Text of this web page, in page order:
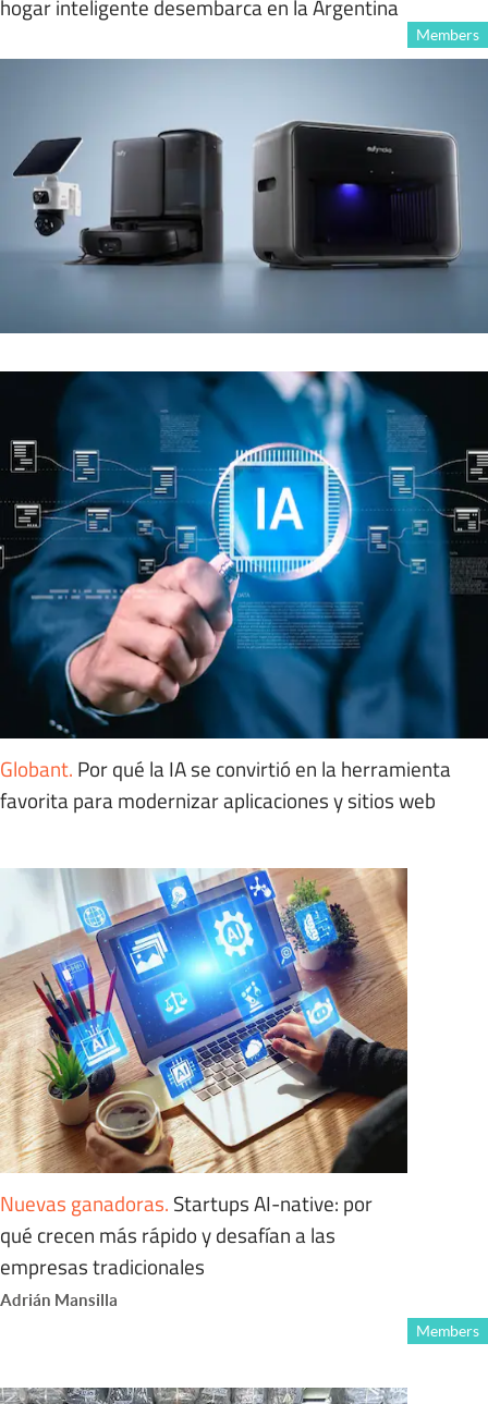
hogar inteligente desembarca en la Argentina
Members
Globant. Por qué la IA se convirtió en la herramienta
favorita para modernizar aplicaciones y sitios web
Nuevas ganadoras. Startups AI-native: por
qué crecen más rápido y desafían a las
empresas tradicionales
Adrián Mansilla
Members